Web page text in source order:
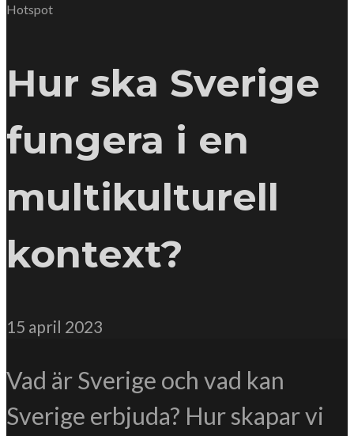
Hotspot
Hur ska Sverige
fungera i en
multikulturell
kontext?
15 april 2023
Vad är Sverige och vad kan
Sverige erbjuda? Hur skapar vi